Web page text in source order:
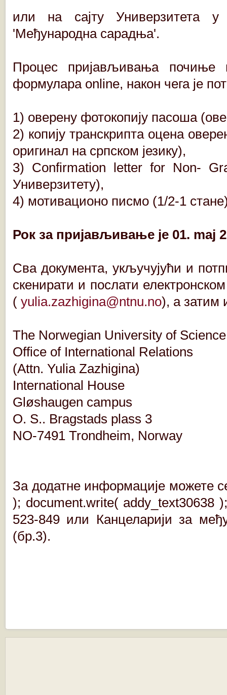
или на сајту
'Међународна сарадња'.
Процес пријављивања почиње
формулара online, након чега је
1) оверену фотокопију пасоша
2) копију транскрипта оцена
оригинал на српском језику),
3) Confirmation letter for Non-
Универзитету),
4) мотивационо писмо (1/2-1
Рок за пријављивање је 01. maj
Сва документа, укључујући и
скенирати и послати
( yulia.zazhigina@ntnu.no), а затим
The Norwegian University of
Office of International Relations
(Attn. Yulia Zazhigina)
International House
Gløshaugen campus
O. S.. Bragstads plass 3
NO-7491 Trondheim, Norway
За додатне информације можете
); document.write(
523-849 или Канцеларији за
(бр.3).